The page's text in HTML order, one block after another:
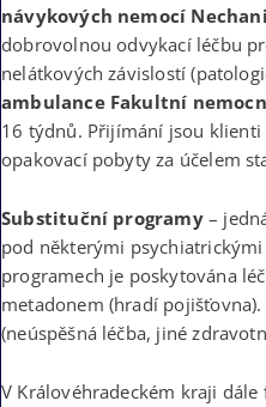
návykových nemocí
dobrovolnou odvykací léčbu
nelátkových závislostí
ambulance Fakultní
16 týdnů. Přijímání jsou
opakovací pobyty za účelem
Substituční programy–
pod některými
programech je poskytována
metadonem (hradí
(neúspěšná léčba, jiné
V Královéhradeckém kraji dále